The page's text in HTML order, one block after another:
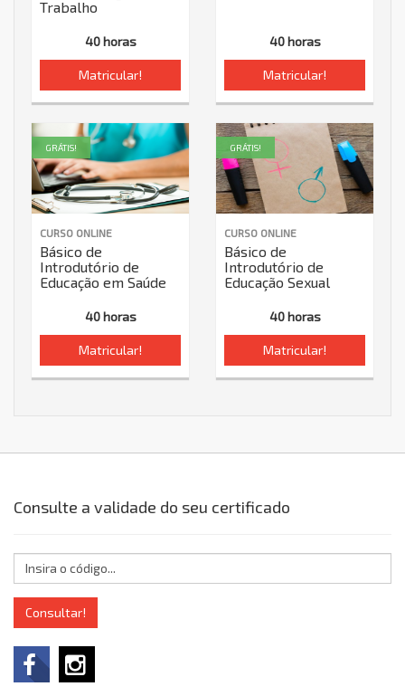
Trabalho
40 horas
Matricular!
40 horas
Matricular!
CURSO ONLINE
Básico de
Introdutório de
Educação em Saúde
40 horas
Matricular!
GRÁTIS!
CURSO ONLINE
Básico de
Introdutório de
Educação Sexual
40 horas
Matricular!
GRÁTIS!
Consulte a validade do seu certificado
Consultar!